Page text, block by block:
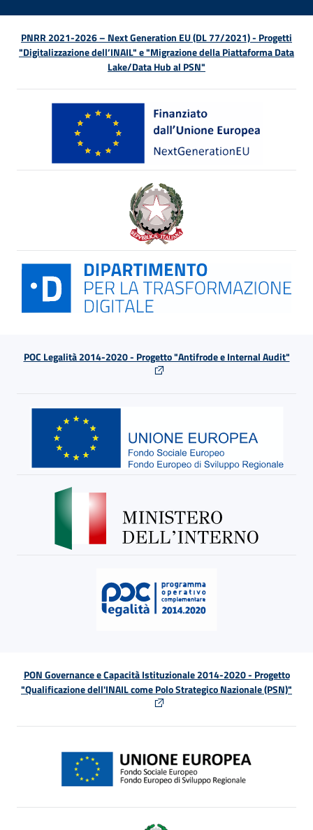
PNRR 2021-2026 – Next Generation EU (DL 77/2021) - Progetti
"Digitalizzazione dell’INAIL" e "Migrazione della Piattaforma Data
Lake/Data Hub al PSN"
POC Legalità 2014-2020 - Progetto "Antifrode e Internal Audit"
PON Governance e Capacità Istituzionale 2014-2020 - Progetto
"Qualificazione dell'INAIL come Polo Strategico Nazionale (PSN)"